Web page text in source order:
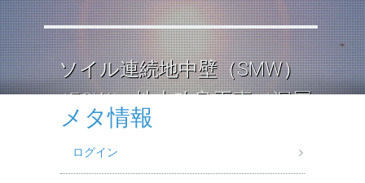
ソイル連続地中壁（SMW）
（ECW） 地中改良工事（深層
混合処理工法） ロックソイル
メタ情報
ログイン